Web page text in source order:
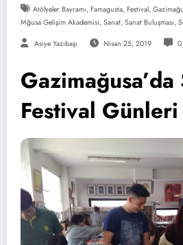
Atölyeler Bayramı, Famagusta, Festival,
Mğusa Gelişim Akademisi, Sanat, Sanat Buluşması,
Asiye Yazıbaşı Nisan 25, 2019 0
Gazimağusa’da
Festival Günleri